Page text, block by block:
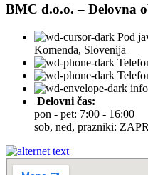
BMC d.o.o. – Delovna
Pod
Komenda, Slovenija
Delovni čas:
pon - pet: 7:00 - 16:00
sob, ned, prazniki: